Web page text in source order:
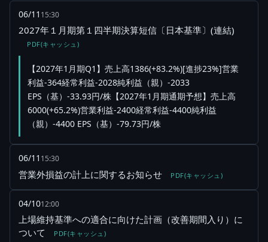
06/11 15:30
2027年１月期第１四半期決算短信〔日本基準〕(連結)
PDF(キャッシュ)
【2027年1月期Q1】売上高1386(+83.2%)[進捗23%]営業
利益-364経常利益-2028純利益（親）-2033
EPS（基）-33.93円/株【2027年1月期通期予想】売上高
6000(+65.2%)営業利益-2400経常利益-4400純利益
（親）-4400 EPS（基）-79.73円/株
06/11 15:30
営業外損益の計上に関するお知らせ PDF(キャッシュ)
04/1012:00
上場維持基準への適合に向けた計画（改善期間入り）に
ついて
PDF(キャッシュ)